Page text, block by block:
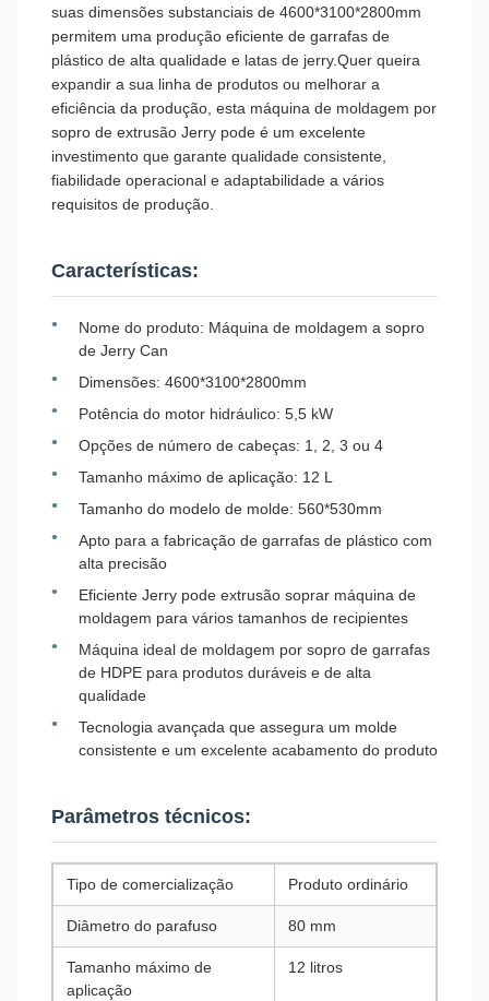
suas dimensões substanciais de 4600*3100*2800mm
permitem uma produção eficiente de garrafas de
plástico de alta qualidade e latas de jerry.Quer queira
expandir a sua linha de produtos ou melhorar a
eficiência da produção, esta máquina de moldagem por
sopro de extrusão Jerry pode é um excelente
investimento que garante qualidade consistente,
fiabilidade operacional e adaptabilidade a vários
requisitos de produção.
Características:
Nome do produto: Máquina de moldagem a sopro
de Jerry Can
Dimensões: 4600*3100*2800mm
Potência do motor hidráulico: 5,5 kW
Opções de número de cabeças: 1, 2, 3 ou 4
Tamanho máximo de aplicação: 12 L
Tamanho do modelo de molde: 560*530mm
Apto para a fabricação de garrafas de plástico com
alta precisão
Eficiente Jerry pode extrusão soprar máquina de
moldagem para vários tamanhos de recipientes
Máquina ideal de moldagem por sopro de garrafas
de HDPE para produtos duráveis e de alta
qualidade
Tecnologia avançada que assegura um molde
consistente e um excelente acabamento do produto
Parâmetros técnicos:
Tipo de comercialização Produto ordinário
Diâmetro do parafuso 80 mm
Tamanho máximo de
aplicação
12 litros